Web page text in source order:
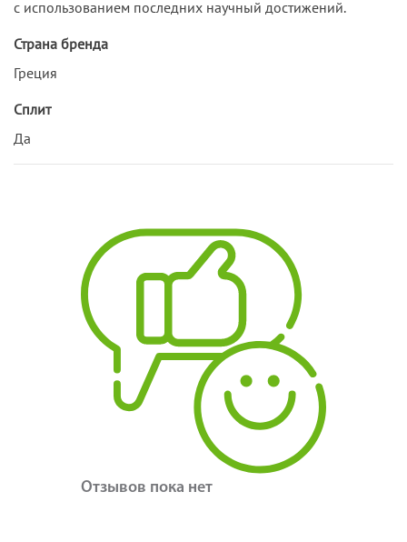
с использованием последних научный достижений.
Страна бренда
Греция
Сплит
Да
Отзывов пока нет